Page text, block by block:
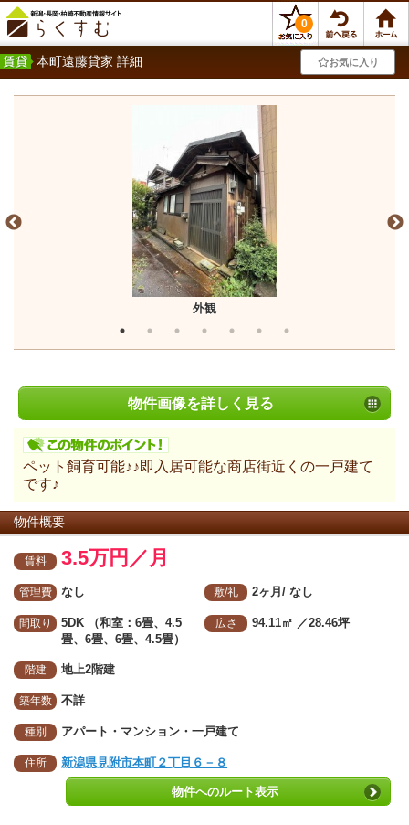
0
本町遠藤貸家 詳細 お気に入り
外観
物件画像を詳しく見る
ペット飼育可能♪♪即入居可能な商店街近くの一戸建て
です♪
物件概要
賃料 3.5万円／月
管理費 なし 敷/礼 2ヶ月/ なし
間取り
5DK （和室：6畳、4.5
畳、6畳、6畳、4.5畳）
広さ 94.11㎡ ／28.46坪
階建 地上2階建
築年数 不詳
種別 アパート・マンション・一戸建て
住所 新潟県見附市本町２丁目６－８
物件へのルート表示